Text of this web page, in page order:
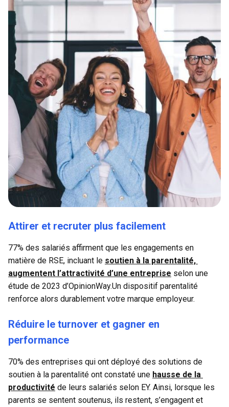
Attirer et recruter plus facilement
77% des salariés affirment que les engagements en
matière de RSE, incluant le soutien à la parentalité,
augmentent l’attractivité d’une entreprise selon une
étude de 2023 d’OpinionWay.Un dispositif parentalité
renforce alors durablement votre marque employeur.
Réduire le turnover et gagner en
performance
70% des entreprises qui ont déployé des solutions de
soutien à la parentalité ont constaté une hausse de la
productivité de leurs salariés selon EY. Ainsi, lorsque les
parents se sentent soutenus, ils restent, s’engagent et